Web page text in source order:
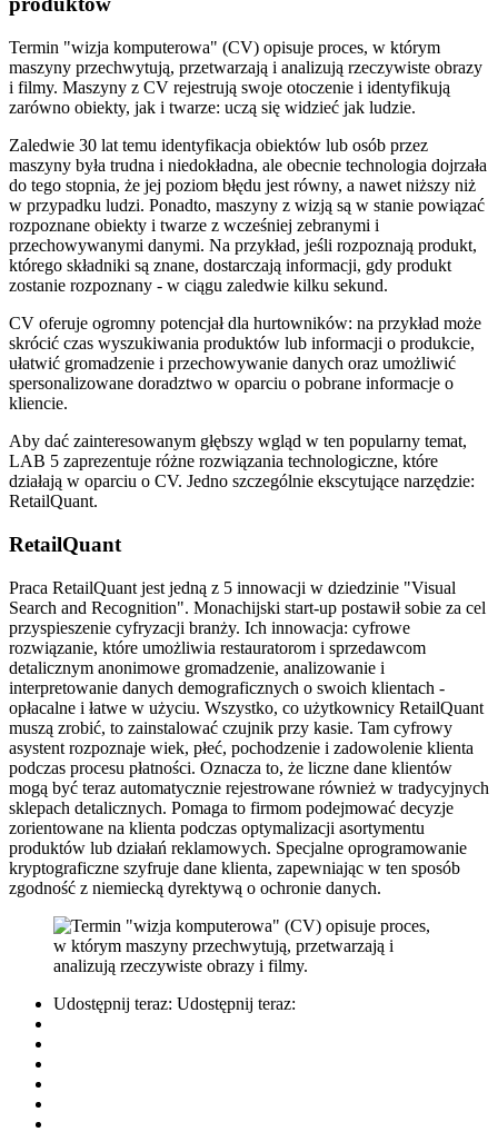
Termin "wizja komputerowa" (CV) opisuje proces, w którym
maszyny przechwytują, przetwarzają i analizują rzeczywiste obrazy
i filmy. Maszyny z CV rejestrują swoje otoczenie i identyfikują
zarówno obiekty, jak i twarze: uczą się widzieć jak ludzie.
Zaledwie 30 lat temu identyfikacja obiektów lub osób przez
maszyny była trudna i niedokładna, ale obecnie technologia dojrzała
do tego stopnia, że jej poziom błędu jest równy, a nawet niższy niż
w przypadku ludzi. Ponadto, maszyny z wizją są w stanie powiązać
rozpoznane obiekty i twarze z wcześniej zebranymi i
przechowywanymi danymi. Na przykład, jeśli rozpoznają produkt,
którego składniki są znane, dostarczają informacji, gdy produkt
zostanie rozpoznany - w ciągu zaledwie kilku sekund.
CV oferuje ogromny potencjał dla hurtowników: na przykład może
skrócić czas wyszukiwania produktów lub informacji o produkcie,
ułatwić gromadzenie i przechowywanie danych oraz umożliwić
spersonalizowane doradztwo w oparciu o pobrane informacje o
kliencie.
Aby dać zainteresowanym głębszy wgląd w ten popularny temat,
LAB 5 zaprezentuje różne rozwiązania technologiczne, które
działają w oparciu o CV. Jedno szczególnie ekscytujące narzędzie:
RetailQuant.
RetailQuant
Praca RetailQuant jest jedną z 5 innowacji w dziedzinie "Visual
Search and Recognition". Monachijski start-up postawił sobie za cel
przyspieszenie cyfryzacji branży. Ich innowacja: cyfrowe
rozwiązanie, które umożliwia restauratorom i sprzedawcom
detalicznym anonimowe gromadzenie, analizowanie i
interpretowanie danych demograficznych o swoich klientach -
opłacalne i łatwe w użyciu. Wszystko, co użytkownicy RetailQuant
muszą zrobić, to zainstalować czujnik przy kasie. Tam cyfrowy
asystent rozpoznaje wiek, płeć, pochodzenie i zadowolenie klienta
podczas procesu płatności. Oznacza to, że liczne dane klientów
mogą być teraz automatycznie rejestrowane również w tradycyjnych
sklepach detalicznych. Pomaga to firmom podejmować decyzje
zorientowane na klienta podczas optymalizacji asortymentu
produktów lub działań reklamowych. Specjalne oprogramowanie
kryptograficzne szyfruje dane klienta, zapewniając w ten sposób
zgodność z niemiecką dyrektywą o ochronie danych.
Udostępnij teraz: Udostępnij teraz: